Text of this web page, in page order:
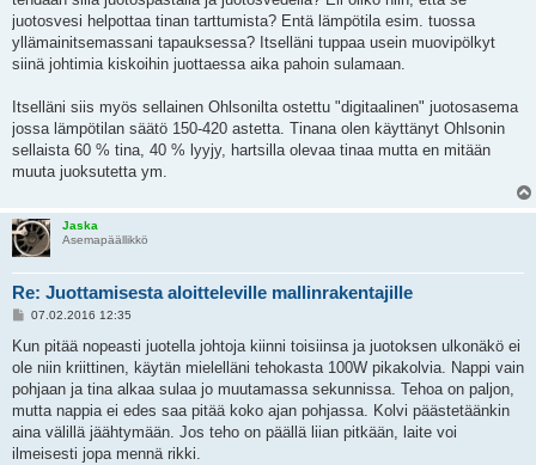
juotosvesi helpottaa tinan tarttumista? Entä lämpötila esim. tuossa
yllämainitsemassani tapauksessa? Itselläni tuppaa usein muovipölkyt
siinä johtimia kiskoihin juottaessa aika pahoin sulamaan.
Itselläni siis myös sellainen Ohlsonilta ostettu "digitaalinen" juotosasema
jossa lämpötilan säätö 150-420 astetta. Tinana olen käyttänyt Ohlsonin
sellaista 60 % tina, 40 % lyyjy, hartsilla olevaa tinaa mutta en mitään
muuta juoksutetta ym.
Jaska
Asemapäällikkö
Re: Juottamisesta aloitteleville mallinrakentajille
V
e
t
i
07.02.2016 12:35
Kun pitää nopeasti juotella johtoja kiinni toisiinsa ja juotoksen ulkonäkö ei
ole niin kriittinen, käytän mielelläni tehokasta 100W pikakolvia. Nappi vain
pohjaan ja tina alkaa sulaa jo muutamassa sekunnissa. Tehoa on paljon,
mutta nappia ei edes saa pitää koko ajan pohjassa. Kolvi päästetäänkin
aina välillä jäähtymään. Jos teho on päällä liian pitkään, laite voi
ilmeisesti jopa mennä rikki.